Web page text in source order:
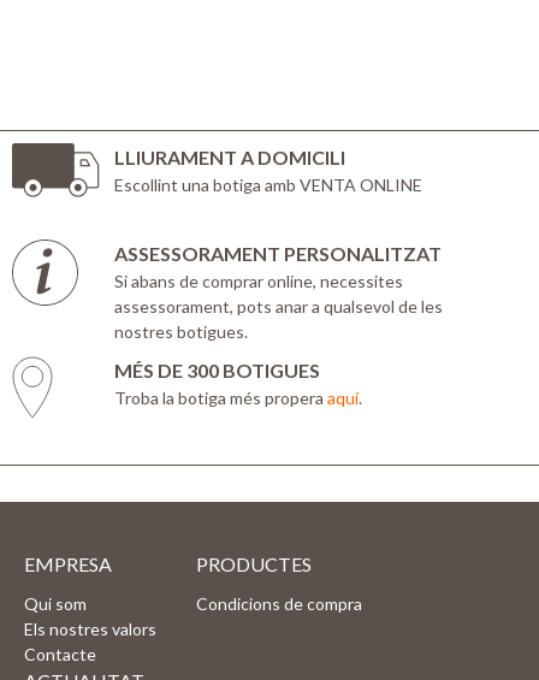
LLIURAMENT A DOMICILI
Escollint una botiga amb VENTA ONLINE
ASSESSORAMENT PERSONALITZAT
Si abans de comprar online, necessites
assessorament, pots anar a qualsevol de les
nostres botigues.
MÉS DE 300 BOTIGUES
Troba la botiga més propera aquí.
EMPRESA
Qui som
Els nostres valors
Contacte
PRODUCTES
Condicions de compra